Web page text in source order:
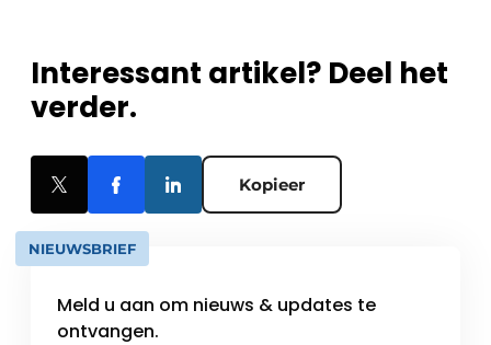
Interessant artikel? Deel het
verder.
Kopieer
NIEUWSBRIEF
Meld u aan om nieuws & updates te
ontvangen.